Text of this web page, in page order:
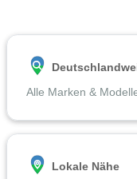
Alle Marken &
Lokale Nähe